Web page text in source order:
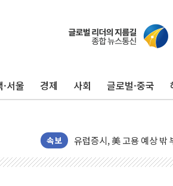
·서울 경제 사회 글로벌·중국
속보
민주, 오늘 제주·인천 경
뉴욕증시, 고용 쇼크에 금
트럼프, 쿡 연준 이사 해
미 연준 매파 기세 꺾이나
[종합] 이슬람 수니파 3국,